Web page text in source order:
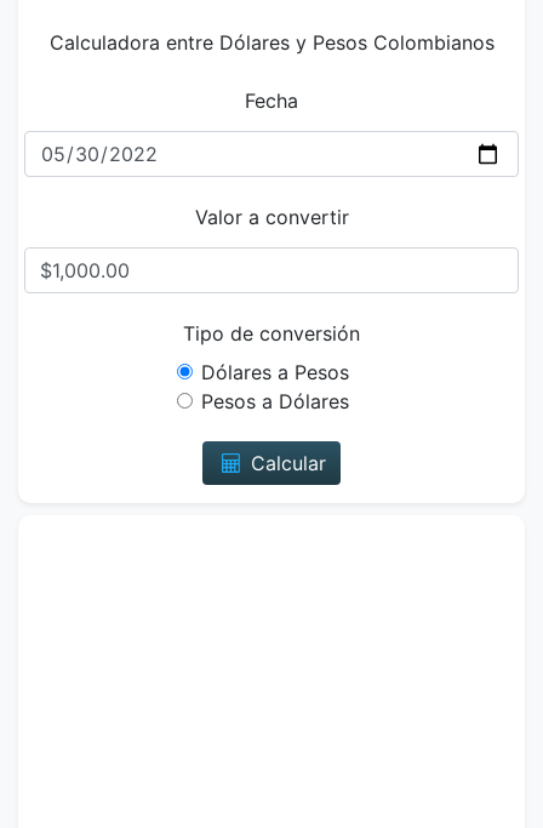
Calculadora entre Dólares y Pesos Colombianos
Fecha
Valor a convertir
Tipo de conversión
Dólares a Pesos
Pesos a Dólares
Calcular